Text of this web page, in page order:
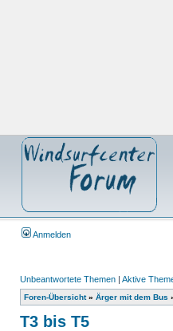
Anmelden
Unbeantwortete Themen | Aktive
Foren-Übersicht» Ärger mit dem Bus
T3 bis T5